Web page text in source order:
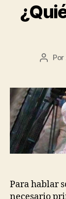
Autor
Por
Para hablar